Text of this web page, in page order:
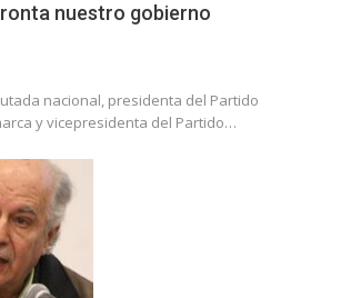
nuestro gobierno
nacional, presidenta del Partido
y vicepresidenta del Partido…